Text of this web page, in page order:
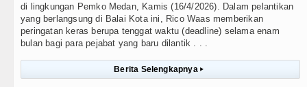
di lingkungan Pemko Medan, Kamis (16/4/2026). Dalam pelantikan
yang berlangsung di Balai Kota ini, Rico Waas memberikan
peringatan keras berupa tenggat waktu (deadline) selama enam
bulan bagi para pejabat yang baru dilantik . . .
Berita Selengkapnya ▸